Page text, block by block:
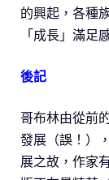
的興起，各種
「成長」滿足
後記
哥布林由從前
發展（誤！）
展之故，作家